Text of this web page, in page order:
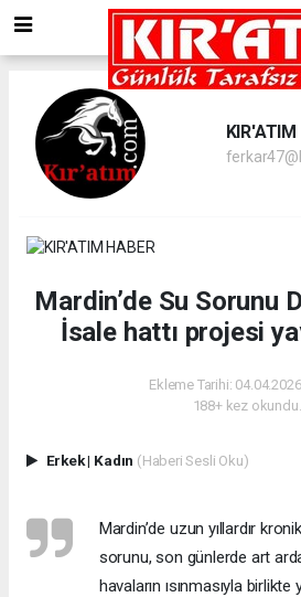
KIR'ATIM
Mardin’de Su Sorunu
İsale hattı projesi
Ekleme Tarihi:
188+ kez okundu.
Erkek| Kadın (Haberi Sesli Oku)
Mardin’de uzun yıllardır
sorunu, son günlerde art
havaların ısınmasıyla